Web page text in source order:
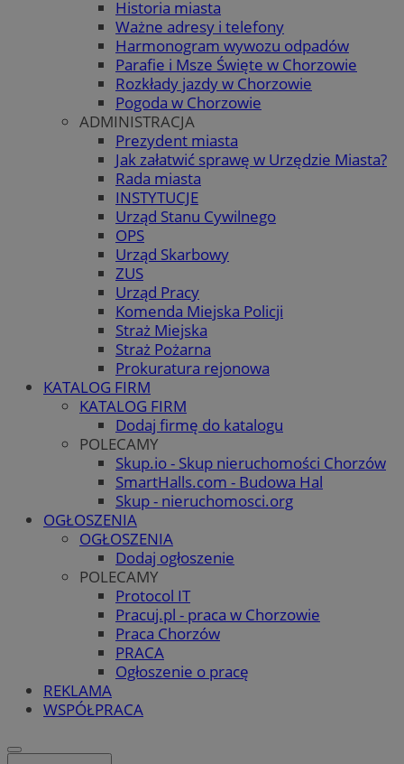
Historia miasta
Ważne adresy i telefony
Harmonogram wywozu odpadów
Parafie i Msze Święte w Chorzowie
Rozkłady jazdy w Chorzowie
Pogoda w Chorzowie
ADMINISTRACJA
Prezydent miasta
Jak załatwić sprawę w Urzędzie Miasta?
Rada miasta
INSTYTUCJE
Urząd Stanu Cywilnego
OPS
Urząd Skarbowy
ZUS
Urząd Pracy
Komenda Miejska Policji
Straż Miejska
Straż Pożarna
Prokuratura rejonowa
KATALOG FIRM
KATALOG FIRM
Dodaj firmę do katalogu
POLECAMY
Skup.io - Skup nieruchomości Chorzów
SmartHalls.com - Budowa Hal
Skup - nieruchomosci.org
OGŁOSZENIA
OGŁOSZENIA
Dodaj ogłoszenie
POLECAMY
Protocol IT
Pracuj.pl - praca w Chorzowie
Praca Chorzów
PRACA
Ogłoszenie o pracę
REKLAMA
WSPÓŁPRACA